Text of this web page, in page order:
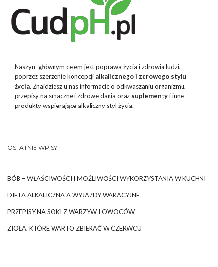
Naszym głównym celem jest poprawa życia i zdrowia ludzi,
poprzez szerzenie koncepcji alkalicznego i zdrowego stylu
życia. Znajdziesz u nas informacje o odkwaszaniu organizmu,
przepisy na smaczne i zdrowe dania oraz suplementyi inne
produkty wspierające alkaliczny styl życia.
OSTATNIE WPISY
BÓB – WŁAŚCIWOŚCI I MOŻLIWOŚCI WYKORZYSTANIA W KUCHNI
DIETA ALKALICZNA A WYJAZDY WAKACYJNE
PRZEPISY NA SOKI Z WARZYW I OWOCÓW
ZIOŁA, KTÓRE WARTO ZBIERAĆ W CZERWCU